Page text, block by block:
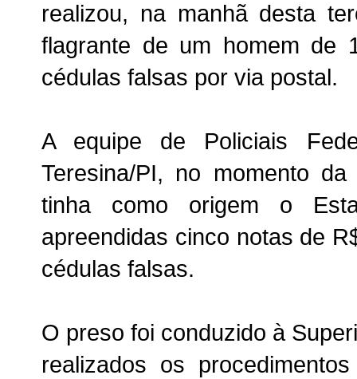
realizou, na manhã desta
flagrante de um homem de
cédulas falsas por via postal.
A equipe de Policiais
Teresina/PI, no momento
tinha como origem o
apreendidas cinco notas de
cédulas falsas.
O preso foi conduzido à
realizados os